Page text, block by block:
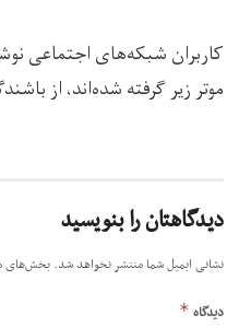
کاربران شبکه‌های اجتماعی
موتر زیر گرفته شده‌اند، از
دیدگاهتان را بنویسید
نشانی ایمیل شما منتشر نخواهد شد.بخش‌های
دیدگاه *